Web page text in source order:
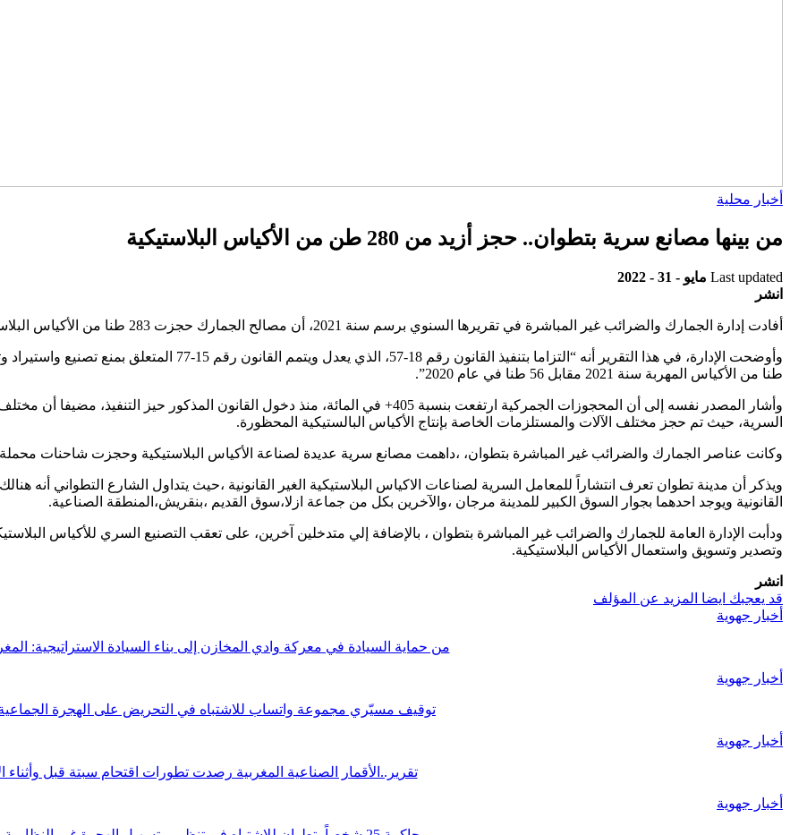
أخبار محلية
من بينها مصانع سرية بتطوان.. حجز أزيد من 280 طن من الأكياس البلاستيكية
Last updated مايو - 31 - 2022
انشر
أفادت إدارة الجمارك والضرائب غير المباشرة في تقريرها السنوي برسم سنة 2021، أن مصالح الجمارك حجزت 283 طنا من الأكياس البلاستيكية المهربة خلال سنة 2021 مقابل 56 طنا في عام 2020.
طنا من الأكياس المهربة سنة 2021 مقابل 56 طنا في عام 2020”.
وأشار المصدر نفسه إلى أن المحجوزات الجمركية ارتفعت بنسبة 405+ في المائة، منذ دخول القانون
السرية، حيث تم حجز مختلف الآلات والمستلزمات الخاصة بإنتاج الأكياس البالستيكية المحظورة.
وكانت عناصر الجمارك والضرائب غير المباشرة بتطوان، ،داهمت مصانع سرية عديدة لصناعة الأكياس البلاستيكية وحجزت شاحنات محملة
ويذكر أن مدينة تطوان تعرف انتشاراً للمعامل السرية لصناعات الاكياس البلاستيكية الغير القانونية ،حيث يتداول الشارع التطواني أنه
القانونية ويوجد احدهما بجوار السوق الكبير للمدينة مرجان ،والآخرين بكل من جماعة ازلا،سوق القديم ،بنقريش،المنطقة الصناعية.
ودأبت الإدارة العامة للجمارك والضرائب غير المباشرة بتطوان ، بالإضافة إلي متدخلين آخرين، على تعقب التصنيع السري للأكياس
وتصدير وتسويق واستعمال الأكياس البلاستيكية.
انشر
قد يعجبك ايضا المزيد عن المؤلف
أخبار جهوية
من حماية السيادة في معركة وادي المخازن إلى بناء السيادة الاستراتيجية:
أخبار جهوية
توقيف مسيّري مجموعة واتساب للاشتباه في التحريض على الهجرة
أخبار جهوية
تقرير..الأقمار الصناعية المغربية رصدت تطورات اقتحام سبتة قبل وأثناء
أخبار جهوية